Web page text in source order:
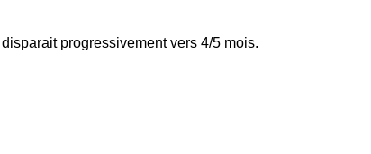
progressivement vers 4/5 mois.